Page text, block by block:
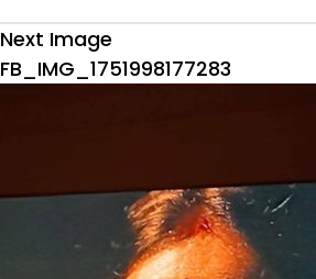
Next Image
FB_IMG_1751998177283